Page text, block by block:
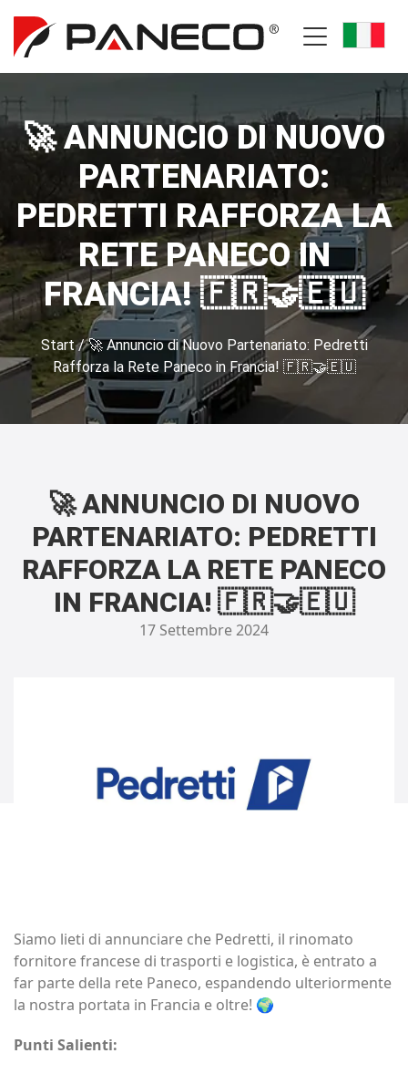
🚀 ANNUNCIO DI NUOVO
PARTENARIATO:
PEDRETTI RAFFORZA LA
RETE PANECO IN
FRANCIA! 🇫🇷🤝🇪🇺
Start / 🚀 Annuncio di Nuovo Partenariato: Pedretti
Rafforza la Rete Paneco in Francia! 🇫🇷🤝🇪🇺
🚀 ANNUNCIO DI NUOVO
PARTENARIATO: PEDRETTI
RAFFORZA LA RETE PANECO
IN FRANCIA! 🇫🇷🤝🇪🇺
17 Settembre 2024
Siamo lieti di annunciare che Pedretti, il rinomato
fornitore francese di trasporti e logistica, è entrato a
far parte della rete Paneco, espandendo ulteriormente
la nostra portata in Francia e oltre! 🌍
Punti Salienti: